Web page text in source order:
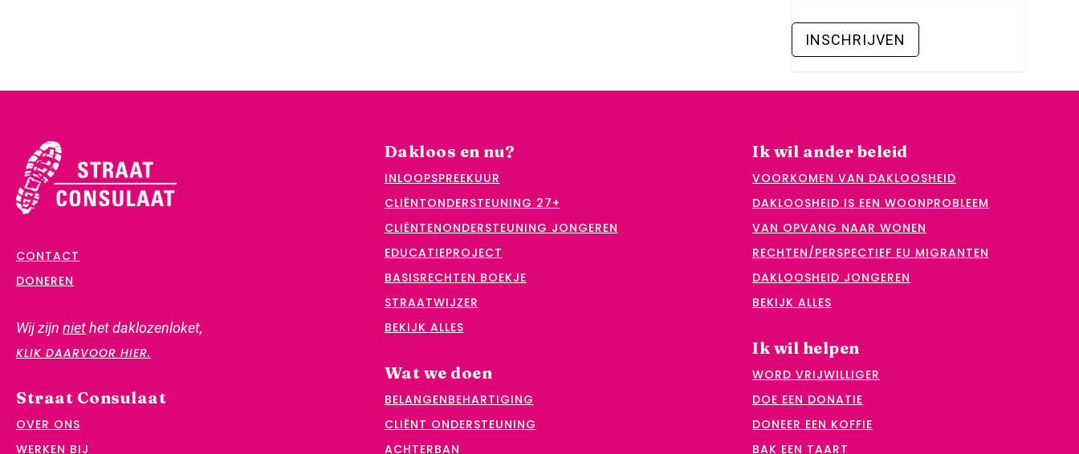
CONTACT
DONEREN
Wij zijn niethet daklozenloket,
KLIK DAARVOOR HIER.
Straat Consulaat
OVER ONS
WERKEN BIJ
Dakloos en nu?
INLOOPSPREEKUUR
CLIËNTONDERSTEUNING 27+
CLIËNTENONDERSTEUNING JONGEREN
EDUCATIEPROJECT
BASISRECHTEN BOEKJE
STRAATWIJZER
BEKIJK ALLES
Wat we doen
BELANGENBEHARTIGING
CLIËNT ONDERSTEUNING
ACHTERBAN
Ik wil ander beleid
VOORKOMEN VAN DAKLOOSHEID
DAKLOOSHEID IS EEN WOONPROBLEEM
VAN OPVANG NAAR WONEN
RECHTEN/PERSPECTIEF EU MIGRANTEN
DAKLOOSHEID JONGEREN
BEKIJK ALLES
Ik wil helpen
WORD VRIJWILLIGER
DOE EEN DONATIE
DONEER EEN KOFFIE
BAK EEN TAART